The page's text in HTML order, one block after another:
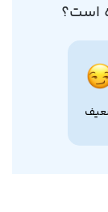
است؟